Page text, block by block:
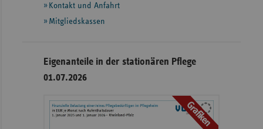
Kontakt und Anfahrt
Mitgliedskassen
Eigenanteile in der stationären Pflege
01.07.2026
Grafiken